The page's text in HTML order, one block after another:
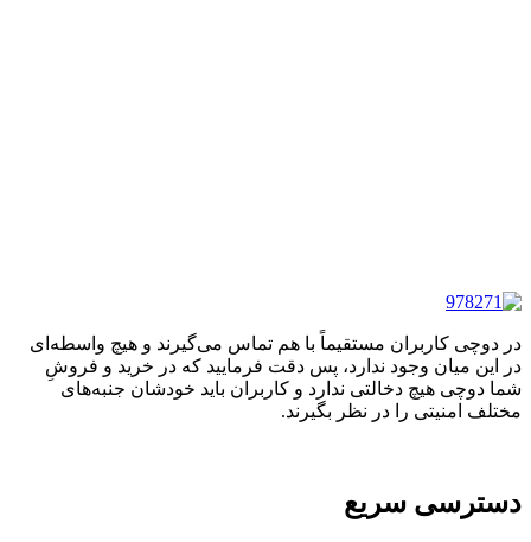
در دوچی کاربران مستقیماً با هم تماس می‌گیرند و هیچ واسطه‌ای
در این میان وجود ندارد، پس دقت فرمایید که در خرید و فروشِ
شما دوچی هیچ دخالتی ندارد و کاربران باید خودشان جنبه‌های
مختلف امنیتی را در نظر بگیرند.
دسترسی سریع